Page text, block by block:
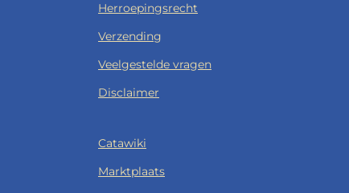
Herroepingsrecht
Verzending
Veelgestelde vragen
Disclaimer
Catawiki
Marktplaats